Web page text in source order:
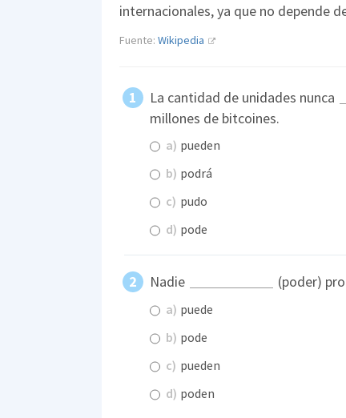
internacionales, ya que no depende
Fuente: Wikipedia
La cantidad de unidades nunca
millones de bitcoines.
a) pueden
b) podrá
c) pudo
d) pode
Nadie (poder)
a) puede
b) pode
c) pueden
d) poden